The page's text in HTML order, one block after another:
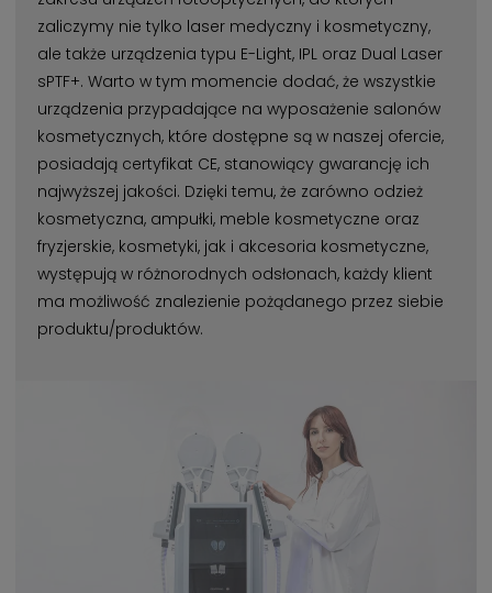
zaliczymy nie tylko laser medyczny i kosmetyczny,
ale także urządzenia typu E-Light, IPL oraz Dual Laser
sPTF+. Warto w tym momencie dodać, że wszystkie
urządzenia przypadające na wyposażenie salonów
kosmetycznych, które dostępne są w naszej ofercie,
posiadają certyfikat CE, stanowiący gwarancję ich
najwyższej jakości. Dzięki temu, że zarówno odzież
kosmetyczna, ampułki, meble kosmetyczne oraz
fryzjerskie, kosmetyki, jak i akcesoria kosmetyczne,
występują w różnorodnych odsłonach, każdy klient
ma możliwość znalezienie pożądanego przez siebie
produktu/produktów.